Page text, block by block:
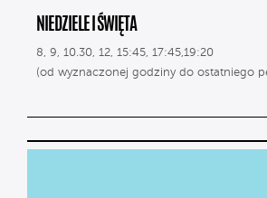
NIEDZIELE I ŚWIĘTA
8, 9, 10.30, 12, 15:45, 17:45,19:20
(od wyznaczonej godziny do ostatniego